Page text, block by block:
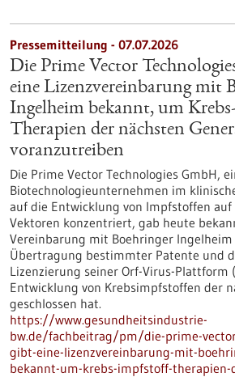
Pressemitteilung - 07.07.2026
Die Prime Vector
eine Lizenzvereinbarung mit
Ingelheim bekannt, um
Therapien der nächsten
voranzutreiben
Die Prime Vector Technologies GmbH,
Biotechnologieunternehmen im
auf die Entwicklung von Impfstoffen auf
Vektoren konzentriert, gab heute
Vereinbarung mit Boehringer
Übertragung bestimmter Patente und
Lizenzierung seiner Orf-Virus-Plattform
Entwicklung von Krebsimpfstoffen der
geschlossen hat.
https://www.gesundheitsindustrie-
bw.de/fachbeitrag/pm/die-prime-
gibt-eine-lizenzvereinbarung-mit-
bekannt-um-krebs-impfstoff-therapien-